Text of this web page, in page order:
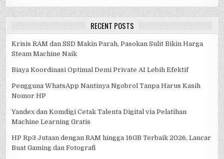
RECENT POSTS
Krisis RAM dan SSD Makin Parah, Pasokan Sulit Bikin Harga
Steam Machine Naik
Biaya Koordinasi Optimal Demi Private AI Lebih Efektif
Pengguna WhatsApp Nantinya Ngobrol Tanpa Harus Kasih
Nomor HP
Yandex dan Komdigi Cetak Talenta Digital via Pelatihan
Machine Learning Gratis
HP Rp3 Jutaan dengan RAM hingga 16GB Terbaik 2026, Lancar
Buat Gaming dan Fotografi